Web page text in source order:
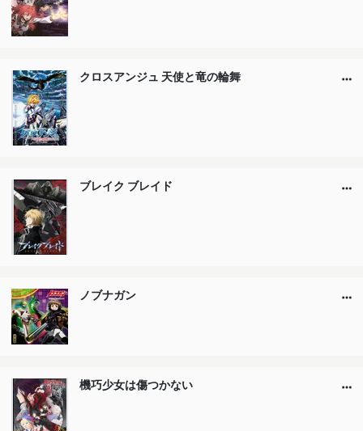
クロスアンジュ 天使と竜の輪舞
ブレイク ブレイド
ノブナガン
機巧少女は傷つかない